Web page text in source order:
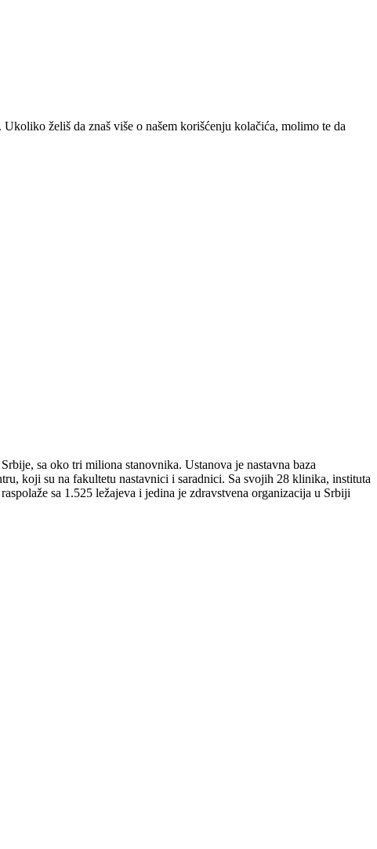
želiš da znaš više o našem korišćenju kolačića, molimo te da
sa oko tri miliona stanovnika. Ustanova je nastavna baza
koji su na fakultetu nastavnici i saradnici. Sa svojih 28 klinika, instituta
sa 1.525 ležajeva i jedina je zdravstvena organizacija u Srbiji